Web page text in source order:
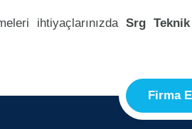
ihtiyaçlarınızda Srg
Firma